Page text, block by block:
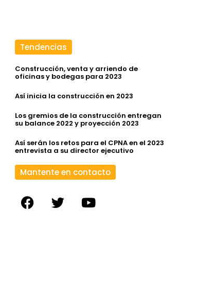
Tendencias
Construcción, venta y arriendo de
oficinas y bodegas para 2023
Así inicia la construcción en 2023
Los gremios de la construcción entregan
su balance 2022 y proyección 2023
Así serán los retos para el CPNA en el 2023
entrevista a su director ejecutivo
Mantente en contacto